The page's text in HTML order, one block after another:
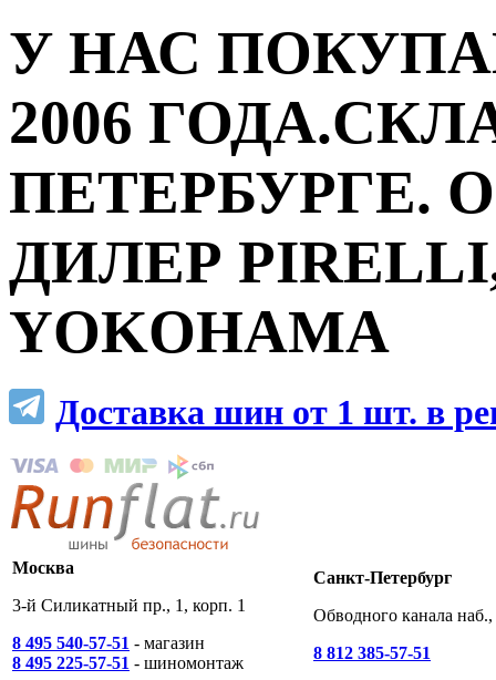
У НАС
2006
ПЕТЕРБУРГЕ.
ДИЛЕР
YOKOHAMA
Доставка шин от 1 шт. в
Москва
3-й Силикатный пр., 1, корп. 1
8 495 540-57-51 - магазин
8 495 225-57-51 - шиномонтаж
Санкт-Петербург
Обводного канала
8 812 385-57-51